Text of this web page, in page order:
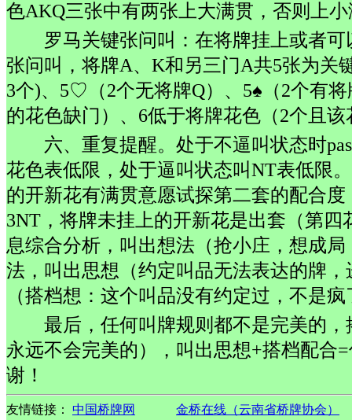
色AKQ三张中有两张上大满贯，否则上
罗马关键张问叫：在将牌挂上或者
张问叫，将牌A、K和另三门A共5张为关
3个)、5♡（2个无将牌Q）、5♠（2个有
的花色缺门）、6低于将牌花色（2个且
六、重复提醒。处于不逼叫状态时
花色表低限，处于逼叫状态叫NT表低限
的开新花有满贯意愿试探第二套的配合
3NT，将牌未挂上的开新花是出套（第
息综合分析，叫出想法（抢小庄，想成
法，叫出思想（约定叫品无法表达的牌
（搭档想：这个叫品没有约定过，不是
最后，任何叫牌规则都不是完美的
永远不会完美的），叫出思想+搭档配合
谢！
友情链接： 中国桥牌网 金桥在线（云南省桥牌协会）